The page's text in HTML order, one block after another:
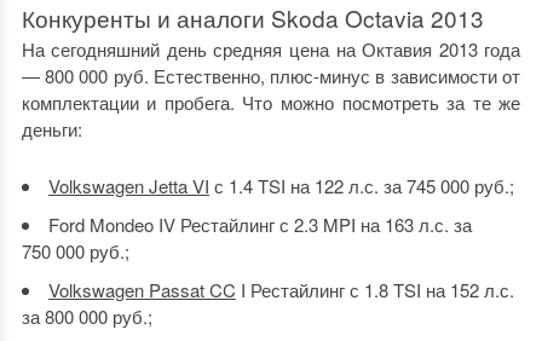
Конкуренты и аналоги Skoda Octavia 2013
На сегодняшний день средняя цена наОктавия 2013 года
— 800 000 руб. Естественно, плюс-минус в зависимости от
комплектации и пробега. Что можно посмотреть за те же
деньги:
Volkswagen Jetta VI с 1.4 TSI на 122 л.с. за 745 000 руб.;
Ford Mondeo IV Рестайлинг с 2.3 MPI на 163 л.с. за
750 000 руб.;
Volkswagen Passat CC I Рестайлинг с 1.8 TSI на 152 л.с.
за 800 000 руб.;